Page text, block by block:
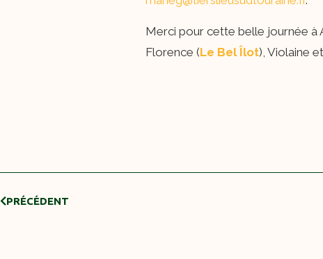
Merci pour cette belle journée à
Florence (Le Bel Îlot), Violaine
PRÉCÉDENT